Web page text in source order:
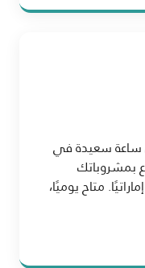
ساعة سعيدة في
بمشروباتك
من 30 درهمًا إماراتيًا. متاح يوميًا،